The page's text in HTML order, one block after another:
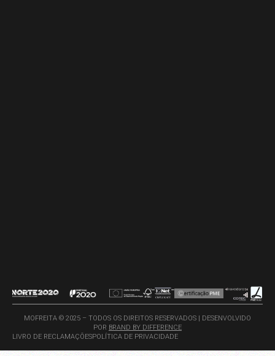
MOFREITA © 2025 – TODOS OS DIREITOS RESERVADOS | DESENVOLVIDO
POR BRAND BY DIFFERENCE
LIVRO DE RECLAMAÇÕESPOLÍTICA DE PRIVACIDADE